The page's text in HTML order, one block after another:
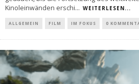
Kinoleinwänden erschi... WEITERLESEN...
ALLGEMEIN FILM IM FOKUS 0